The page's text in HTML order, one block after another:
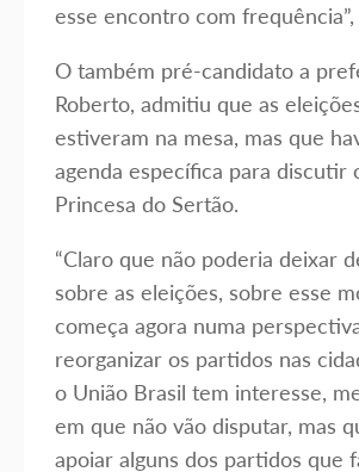
esse encontro com
O também pré-candidato a
Roberto, admitiu que as
estiveram na mesa, mas que
agenda específica para discutir
Princesa do Sertão.
“Claro que não poderia deixar
sobre as eleições, sobre esse
começa agora numa
reorganizar os partidos nas
o União Brasil tem interesse,
em que não vão disputar, mas
apoiar alguns dos partidos que